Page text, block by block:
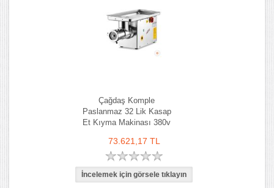
Çağdaş Komple
Paslanmaz 32 Lik Kasap
Et Kıyma Makinası 380v
73.621,17 TL